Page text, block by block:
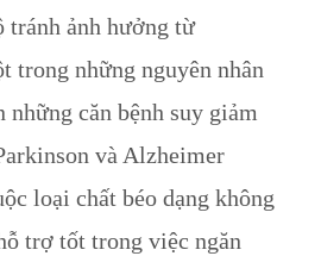
tránh ảnh hưởng từ
trong những nguyên nhân
những căn bệnh suy giảm
và Alzheimer
loại chất béo dạng không
trợ tốt trong việc ngăn